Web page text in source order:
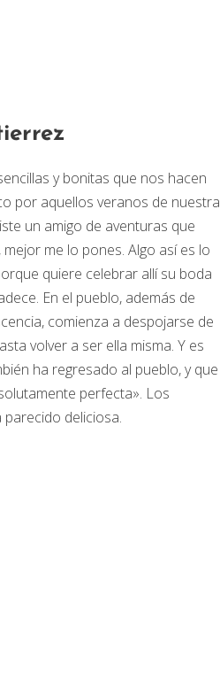
y bonitas que nos hacen
por aquellos veranos de nuestra
un amigo de aventuras que
me lo pones. Algo así es lo
quiere celebrar allí su boda
En el pueblo, además de
comienza a despojarse de
volver a ser ella misma. Y es
ha regresado al pueblo, y que
perfecta». Los
deliciosa.